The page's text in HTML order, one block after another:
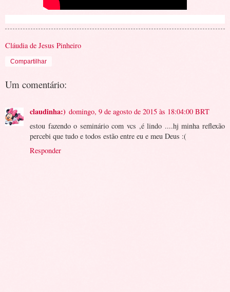
Cláudia de Jesus Pinheiro
Compartilhar
Um comentário:
claudinha:) domingo, 9 de agosto de 2015 às 18:04:00 BRT
estou fazendo o seminário com vcs ,é lindo ....hj minha reflexão
percebi que tudo e todos estão entre eu e meu Deus :(
Responder